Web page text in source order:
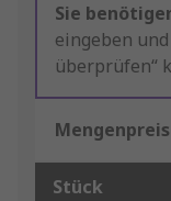
Sie
eingeben
überprüfen“
Stück